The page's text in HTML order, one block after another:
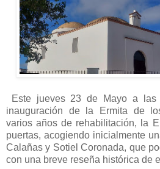
Este jueves 23 de Mayo a las
inauguración de la Ermita de
varios años de rehabilitación, la
puertas, acogiendo inicialmente
Calañas y Sotiel Coronada, que
con una breve reseña histórica de